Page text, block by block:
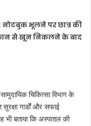
भूलने पर छात्र की
से खून निकलने के बाद
चिकित्सा विभाग के
गार्डों और सफाई
भी बताया कि अस्पताल की